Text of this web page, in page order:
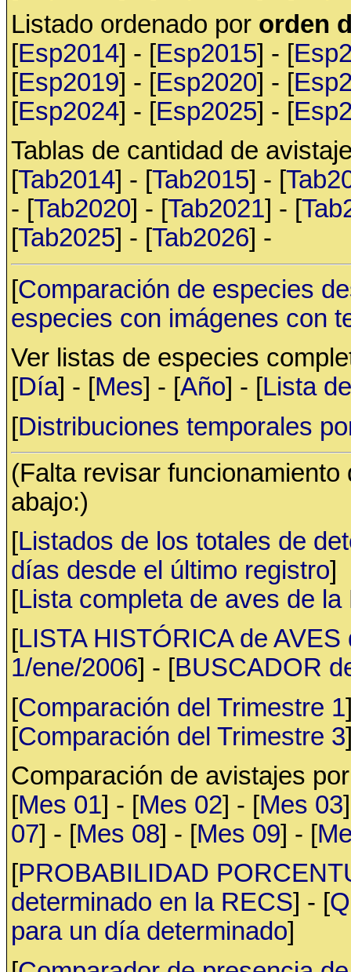
Listado ordenado por orden
[Esp2014] - [Esp2015] - [
[Esp2019] - [Esp2020] - [
[Esp2024] - [Esp2025] - [
Tablas de cantidad de
[Tab2014] - [Tab2015] - [
- [Tab2020] - [Tab2021] - [
[Tab2025] - [Tab2026] -
[Comparación de especies
especies con imágenes con
Ver listas de especies
[Día] - [Mes] - [Año] - [Lista
[Distribuciones temporales
(Falta revisar
abajo:)
[Listados de los totales de
días desde el último registro]
[Lista completa de aves de
[LISTA HISTÓRICA de
1/ene/2006] - [BUSCADOR
[Comparación del Trimestre 1
[Comparación del Trimestre 3
Comparación de avistajes
[Mes 01] - [Mes 02] - [Mes 03
07] - [Mes 08] - [Mes 09] - [
[PROBABILIDAD
determinado en la RECS] - [
para un día determinado]